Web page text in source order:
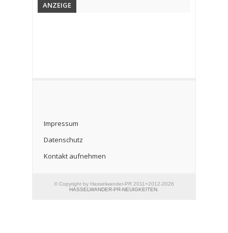
ANZEIGE
Impressum
Datenschutz
Kontakt aufnehmen
© Copyright by Hasselwander-PR 2011+2012-2026
HASSELWANDER-PR-NEUIGKEITEN.